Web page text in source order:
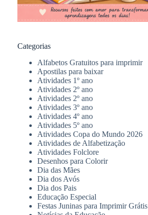
Categorias
Alfabetos Gratuitos para imprimir
Apostilas para baixar
Atividades 1º ano
Atividades 2º ano
Atividades 2º ano
Atividades 3º ano
Atividades 4º ano
Atividades 5º ano
Atividades Copa do Mundo 2026
Atividades de Alfabetização
Atividades Folclore
Desenhos para Colorir
Dia das Mães
Dia dos Avós
Dia dos Pais
Educação Especial
Festas Juninas para Imprimir Grátis